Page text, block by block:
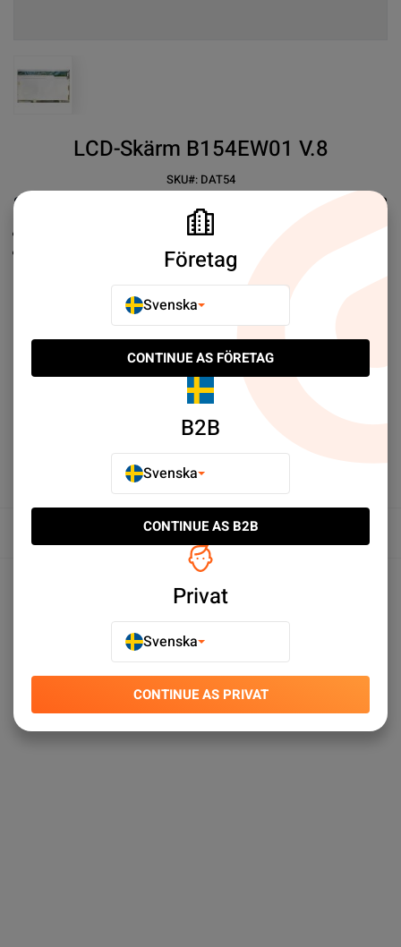
View larger image
LCD-Skärm B154EW01 V.8
SKU#: DAT54
SEK 359.00 2
E-POSTA TILL EN VÄN
LÄGG TILL I JÄMFÖR
Produktspecifikationer
Företag
Svenska
CONTINUE AS FÖRETAG
B2B
Svenska
CONTINUE AS B2B
Privat
Svenska
CONTINUE AS PRIVAT